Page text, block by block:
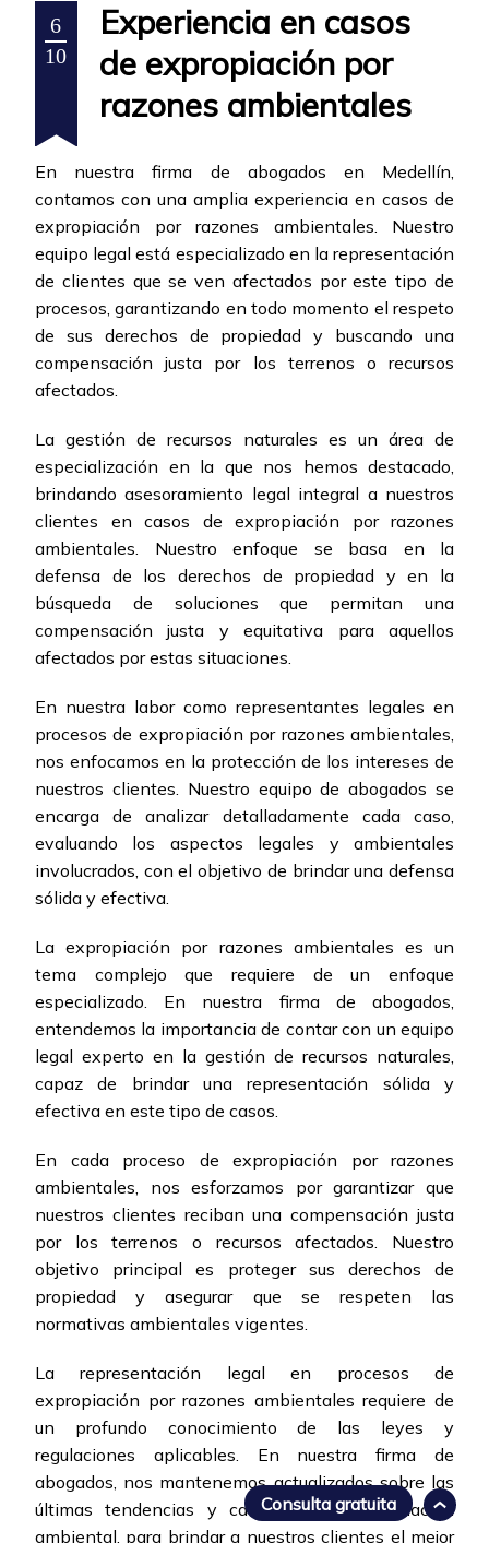
6
10
Experiencia en casos
de expropiación por
razones ambientales
En nuestra firma de abogados en Medellín,
contamos con una amplia experiencia en casos de
expropiación por razones ambientales. Nuestro
equipo legal está especializado en la representación
de clientes que se ven afectados por este tipo de
procesos, garantizando en todo momento el respeto
de sus derechos de propiedad y buscando una
compensación justa por los terrenos o recursos
afectados.
La gestión de recursos naturales es un área de
especialización en la que nos hemos destacado,
brindando asesoramiento legal integral a nuestros
clientes en casos de expropiación por razones
ambientales. Nuestro enfoque se basa en la
defensa de los derechos de propiedad y en la
búsqueda de soluciones que permitan una
compensación justa y equitativa para aquellos
afectados por estas situaciones.
En nuestra labor como representantes legales en
procesos de expropiación por razones ambientales,
nos enfocamos en la protección de los intereses de
nuestros clientes. Nuestro equipo de abogados se
encarga de analizar detalladamente cada caso,
evaluando los aspectos legales y ambientales
involucrados, con el objetivo de brindar una defensa
sólida y efectiva.
La expropiación por razones ambientales es un
tema complejo que requiere de un enfoque
especializado. En nuestra firma de abogados,
entendemos la importancia de contar con un equipo
legal experto en la gestión de recursos naturales,
capaz de brindar una representación sólida y
efectiva en este tipo de casos.
En cada proceso de expropiación por razones
ambientales, nos esforzamos por garantizar que
nuestros clientes reciban una compensación justa
por los terrenos o recursos afectados. Nuestro
objetivo principal es proteger sus derechos de
propiedad y asegurar que se respeten las
normativas ambientales vigentes.
La representación legal en procesos de
expropiación por razones ambientales requiere de
un profundo conocimiento de las leyes y
regulaciones aplicables. En nuestra firma de
abogados, nos mantenemos actualizados sobre las
últimas tendencias y cambios en la legislación
ambiental, para brindar a nuestros clientes el mejor
Consulta gratuita